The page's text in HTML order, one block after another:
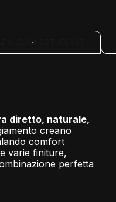
A LEGNA E STUFE VST
diretto, naturale,
creano
comfort
varie finiture,
perfetta